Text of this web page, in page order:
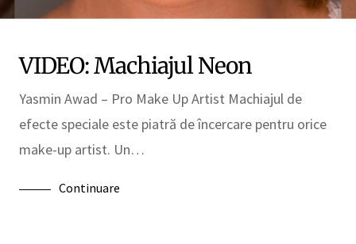
VIDEO: Machiajul Neon
Yasmin Awad – Pro Make Up Artist Machiajul de
efecte speciale este piatră de încercare pentru orice
make-up artist. Un…
Continuare